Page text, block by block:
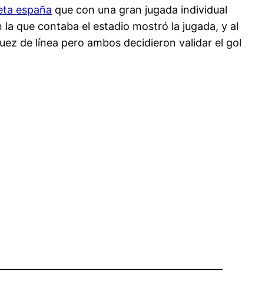
españa que con una gran jugada individual
que contaba el estadio mostró la jugada, y al
de línea pero ambos decidieron validar el gol